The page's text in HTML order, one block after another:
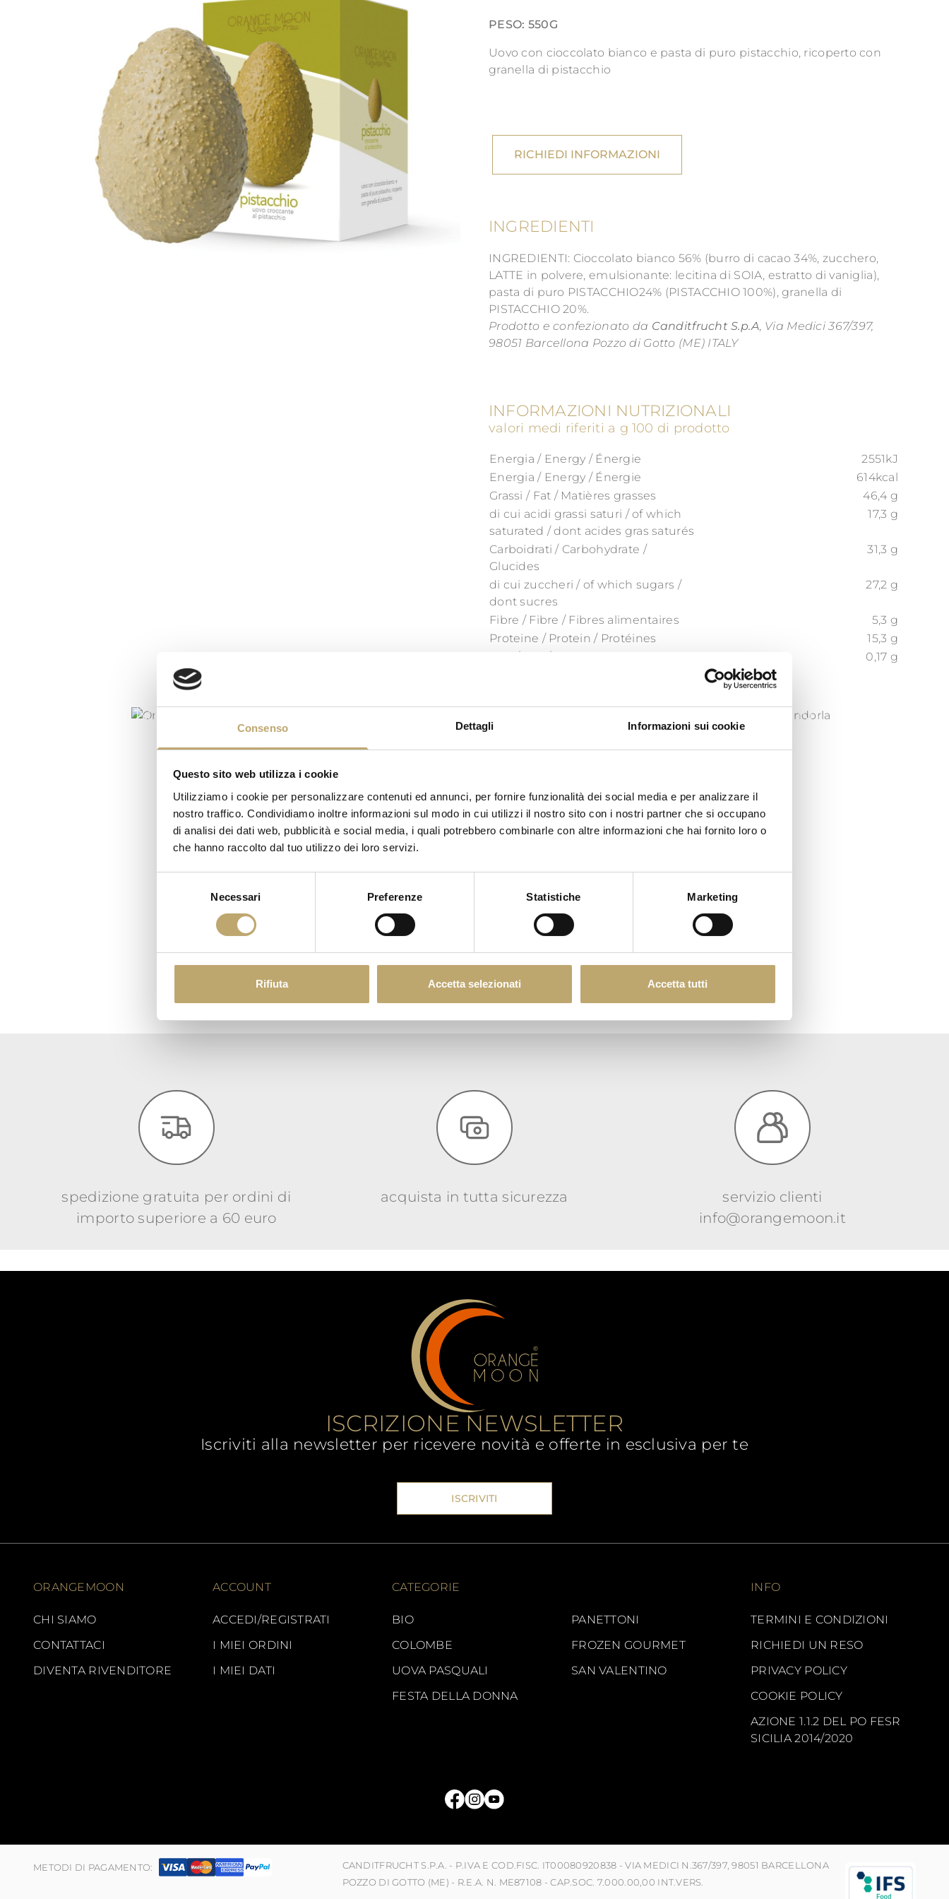
Consenso Dettagli Informazioni sui cookie
Questo sito web utilizza i cookie
Utilizziamo i cookie per personalizzare contenuti ed annunci, per fornire funzionalità dei social media e per analizzare il
nostro traffico. Condividiamo inoltre informazioni sul modo in cui utilizzi il nostro sito con i nostri partner che si occupano
di analisi dei dati web, pubblicità e social media, i quali potrebbero combinarle con altre informazioni che hai fornito loro o
che hanno raccolto dal tuo utilizzo dei loro servizi.
Necessari Preferenze Statistiche Marketing
Rifiuta Accetta selezionati Accetta tutti
PESO: 550G
Uovo con cioccolato bianco e pasta di puro pistacchio, ricoperto con
granella di pistacchio
RICHIEDI INFORMAZIONI
INGREDIENTI
INGREDIENTI: Cioccolato bianco 56% (burro di cacao 34%, zucchero,
LATTE in polvere, emulsionante: lecitina di SOIA, estratto di vaniglia),
pasta di puro PISTACCHIO24% (PISTACCHIO 100%), granella di
PISTACCHIO 20%.
Prodotto e confezionato da Canditfrucht S.p.A, Via Medici 367/397,
98051 Barcellona Pozzo di Gotto (ME) ITALY
INFORMAZIONI NUTRIZIONALI
valori medi riferiti a g 100 di prodotto
Energia / Energy / Énergie
2551kJ
Energia / Energy / Énergie
614kcal
Grassi / Fat / Matières grasses
46,4 g
di cui acidi grassi saturi / of which
saturated / dont acides gras saturés
17,3 g
Carboidrati / Carbohydrate /
Glucides
31,3 g
di cui zuccheri / of which sugars /
dont sucres
27,2 g
Fibre / Fibre / Fibres alimentaires
5,3 g
Proteine / Protein / Protéines
15,3 g
Sale / Salt / Sel
0,17 g
ORANGE MOON PASTE DI MANDORLA
spedizione gratuita per ordini di
importo superiore a 60 euro
acquista in tutta sicurezza
servizio clienti
info@orangemoon.it
ISCRIZIONE NEWSLETTER
Iscriviti alla newsletter per ricevere novità e offerte in esclusiva per te
ISCRIVITI
ORANGEMOON
CHI SIAMO
CONTATTACI
DIVENTA RIVENDITORE
ACCOUNT
ACCEDI/REGISTRATI
I MIEI ORDINI
I MIEI DATI
CATEGORIE
BIO
PANETTONI
COLOMBE
FROZEN GOURMET
UOVA PASQUALI
SAN VALENTINO
FESTA DELLA DONNA
INFO
TERMINI E CONDIZIONI
RICHIEDI UN RESO
PRIVACY POLICY
COOKIE POLICY
AZIONE 1.1.2 DEL PO FESR
SICILIA 2014/2020
METODI DI PAGAMENTO:
CANDITFRUCHT S.P.A. - P.IVA E COD.FISC. IT00080920838 - VIA MEDICI N.367/397, 98051 BARCELLONA
POZZO DI GOTTO (ME) - R.E.A. N. ME87108 - CAP.SOC. 7.000.00,00 INT.VERS.